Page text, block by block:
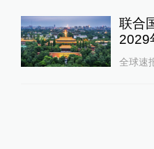
联合
2029
全球速